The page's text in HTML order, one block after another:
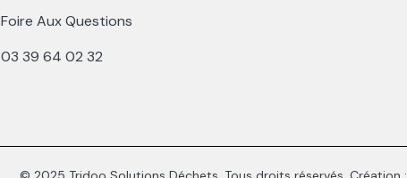
Foire Aux Questions
03 39 64 02 32